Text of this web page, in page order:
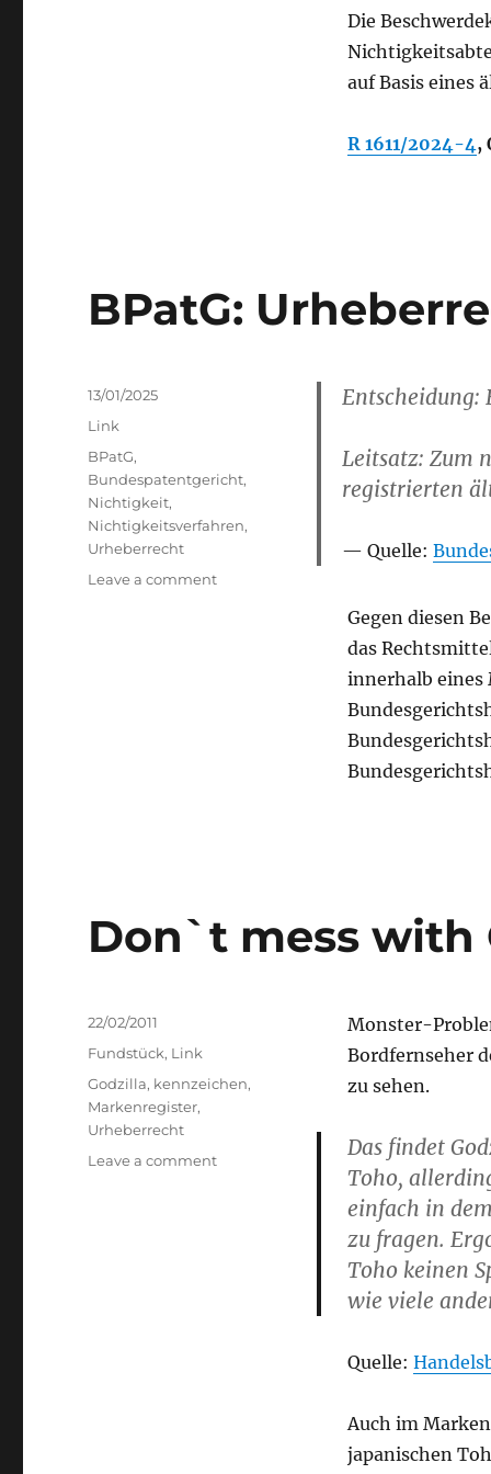
Die
auf Basis eines
R 1611/2024-4,
BPatG:
Entscheidung:
Leitsatz: Zum
registrierten
Quelle:
Gegen diesen
das
innerhalb eines
Posted
on
13/01/2025
Categories
Link
Tags
BPatG,
Bundespatentgericht,
Nichtigkeit,
Nichtigkeitsverfahren,
Urheberrecht
Leave a commenton
Don`t mess with
Monster-
Bordfernseher
zu sehen.
Das findet
Toho,
einfach in
zu fragen.
Toho keinen
wie viele
Quelle:
Auch im
japanischen
Posted
on
22/02/2011
Categories
Fundstück, Link
Tags
Godzilla, kennzeichen,
Markenregister,
Urheberrecht
Leave a commenton